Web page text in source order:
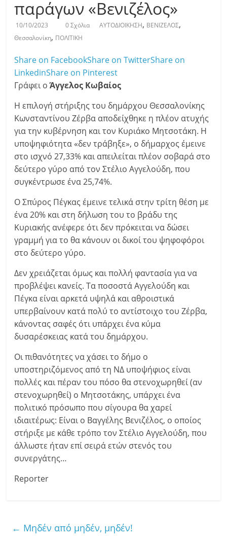
παράγων «Βενιζέλος»
10/10/2023 0 Σχόλια ΑΥΤΟΔΙΟΙΚΗΣΗ, ΒΕΝΙΖΕΛΟΣ,
Θεσσαλονίκη, ΠΟΛΙΤΙΚΗ
Share on FacebookShare on TwitterShare on
LinkedinShare on Pinterest
Γράφει οΆγγελος Κωβαίος
Η επιλογή στήριξης του δημάρχου Θεσσαλονίκης
Κωνσταντίνου Ζέρβα αποδείχθηκε η πλέον ατυχής
για την κυβέρνηση και τον Κυριάκο Μητσοτάκη. Η
υποψηφιότητα «δεν τράβηξε», ο δήμαρχος έμεινε
στο ισχνό 27,33% και απειλείται πλέον σοβαρά στο
δεύτερο γύρο από τον Στέλιο Αγγελούδη, που
συγκέντρωσε ένα 25,74%.
Ο Σπύρος Πέγκας έμεινε τελικά στην τρίτη θέση με
ένα 20% και στη δήλωση του το βράδυ της
Κυριακής ανέφερε ότι δεν πρόκειται να δώσει
γραμμή για το θα κάνουν οι δικοί του ψηφοφόροι
στο δεύτερο γύρο.
Δεν χρειάζεται όμως και πολλή φαντασία για να
προβλέψει κανείς. Τα ποσοστά Αγγελούδη και
Πέγκα είναι αρκετά υψηλά και αθροιστικά
υπερβαίνουν κατά πολύ το αντίστοιχο του Ζέρβα,
κάνοντας σαφές ότι υπάρχει ένα κύμα
δυσαρέσκειας κατά του δημάρχου.
Οι πιθανότητες να χάσει το δήμο ο
υποστηριζόμενος από τη ΝΔ υποψήφιος είναι
πολλές και πέραν του πόσο θα στενοχωρηθεί (αν
στενοχωρηθεί) ο Μητσοτάκης, υπάρχει ένα
πολιτικό πρόσωπο που σίγουρα θα χαρεί
ιδιαιτέρως: Είναι ο Βαγγέλης Βενιζέλος, ο οποίος
στήριξε με κάθε τρόπο τον Στέλιο Αγγελούδη, που
άλλωστε ήταν επί σειρά ετών στενός του
συνεργάτης…
Reporter
← Μηδέν από μηδέν, μηδέν!